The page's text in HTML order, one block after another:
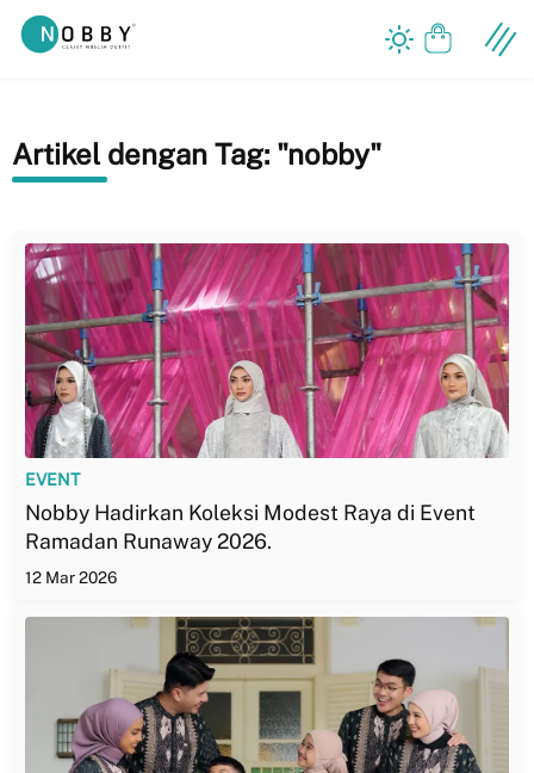
Artikel
Store
Contact
Career
IDN
Artikel dengan Tag: "nobby"
EVENT
Nobby Hadirkan Koleksi Modest Raya di Event
Ramadan Runaway 2026.
12 Mar 2026